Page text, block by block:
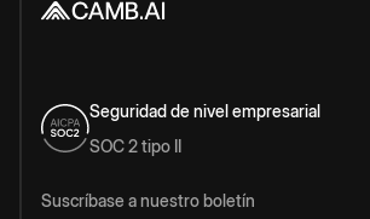
Seguridad de nivel empresarial
SOC 2 tipo II
Suscríbase a nuestro boletín